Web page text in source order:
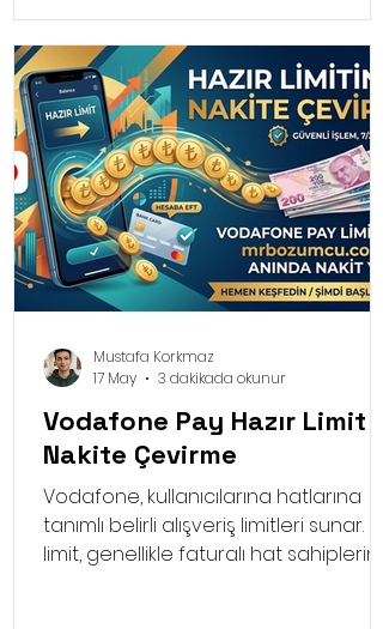
Vodafone Pay Hazır Limit
Nakite Çevirme
Vodafone, kullanıcılarına hatlarına
tanımlı belirli alışveriş limitleri sunar. Bu
limit, genellikle faturalı hat sahiplerinin
Mustafa Korkmaz
17 May
3 dakikada okunur